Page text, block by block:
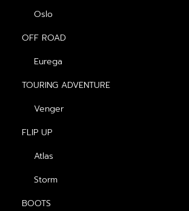
Oslo
OFF ROAD
Eurega
TOURING ADVENTURE
Venger
FLIP UP
Atlas
Storm
BOOTS
รู้หรือไม่! หมวกกันน็อคขี่ทางไกลดีไหม? ใ
สำหรับผู้ที่ชื่นชอบการเดินทางด้วยรถจัก
จะเป็นการท่องเที่ยวระยะไกลหรือการขับ